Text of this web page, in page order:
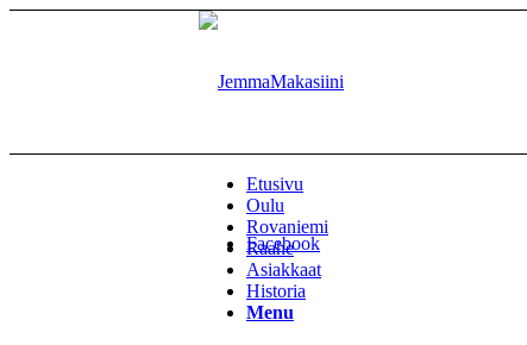
Facebook
Etusivu
Oulu
Rovaniemi
Raahe
Asiakkaat
Historia
Menu